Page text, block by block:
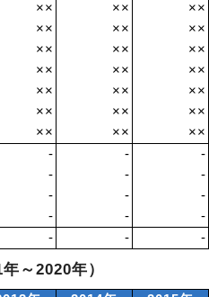
×× ××
××
×× ××
××
×× ××
××
×× ××
××
×× ××
××
×× ××
××
×× ××
××
- -
-
- -
-
- -
-
- -
-
- - -
～2020年）